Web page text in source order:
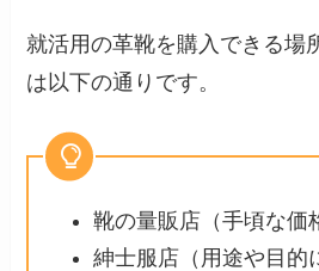
就活用の革靴を購入できる場
は以下の通りです。
靴の量販店（手頃な価
紳士服店（用途や目的